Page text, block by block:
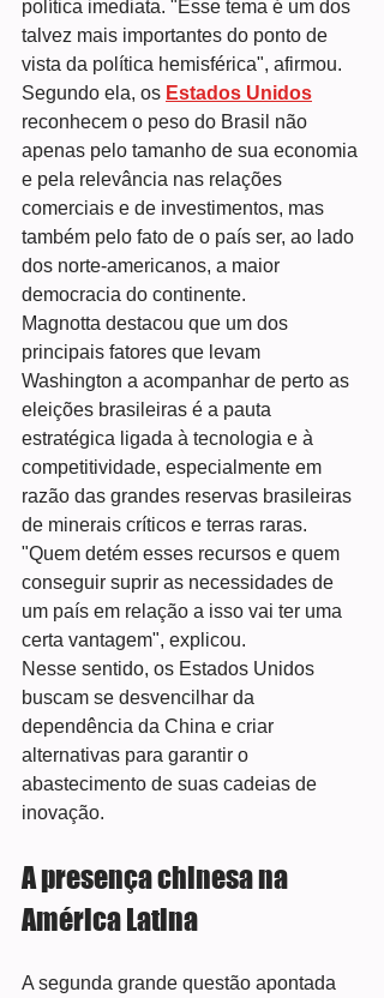
política imediata. "Esse tema é um dos
talvez mais importantes do ponto de
vista da política hemisférica", afirmou.
Segundo ela, os Estados Unidos
reconhecem o peso do Brasil não
apenas pelo tamanho de sua economia
e pela relevância nas relações
comerciais e de investimentos, mas
também pelo fato de o país ser, ao lado
dos norte-americanos, a maior
democracia do continente.
Magnotta destacou que um dos
principais fatores que levam
Washington a acompanhar de perto as
eleições brasileiras é a pauta
estratégica ligada à tecnologia e à
competitividade, especialmente em
razão das grandes reservas brasileiras
de minerais críticos e terras raras.
"Quem detém esses recursos e quem
conseguir suprir as necessidades de
um país em relação a isso vai ter uma
certa vantagem", explicou.
Nesse sentido, os Estados Unidos
buscam se desvencilhar da
dependência da China e criar
alternativas para garantir o
abastecimento de suas cadeias de
inovação.
A presença chinesa na
América Latina
A segunda grande questão apontada